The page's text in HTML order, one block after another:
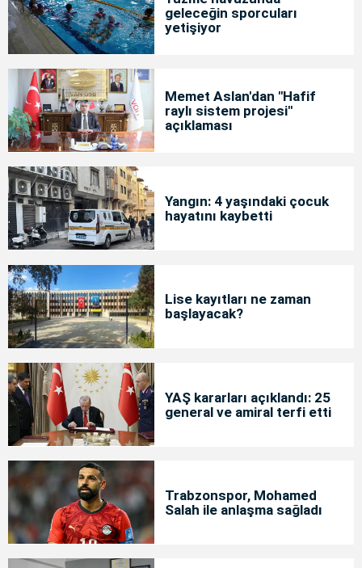
geleceğin sporcuları
yetişiyor
Memet Aslan'dan "Hafif
raylı sistem projesi"
açıklaması
Yangın: 4 yaşındaki çocuk
hayatını kaybetti
Lise kayıtları ne zaman
başlayacak?
YAŞ kararları açıklandı: 25
general ve amiral terfi etti
Trabzonspor, Mohamed
Salah ile anlaşma sağladı